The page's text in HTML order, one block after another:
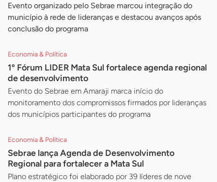
Evento organizado pelo Sebrae marcou integração do
município à rede de lideranças e destacou avanços após
conclusão do programa
Economia & Política
1º Fórum LIDER Mata Sul fortalece agenda regional
de desenvolvimento
Evento do Sebrae em Amaraji marca início do
monitoramento dos compromissos firmados por lideranças
dos municípios participantes do programa
Economia & Política
Sebrae lança Agenda de Desenvolvimento
Regional para fortalecer a Mata Sul
Plano estratégico foi elaborado por 39 líderes de nove